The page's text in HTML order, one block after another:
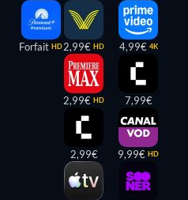
Forfait HD2,99€ HD
2,99€ HD
2,99€
4,99€ 4K
7,99€
9,99€ HD